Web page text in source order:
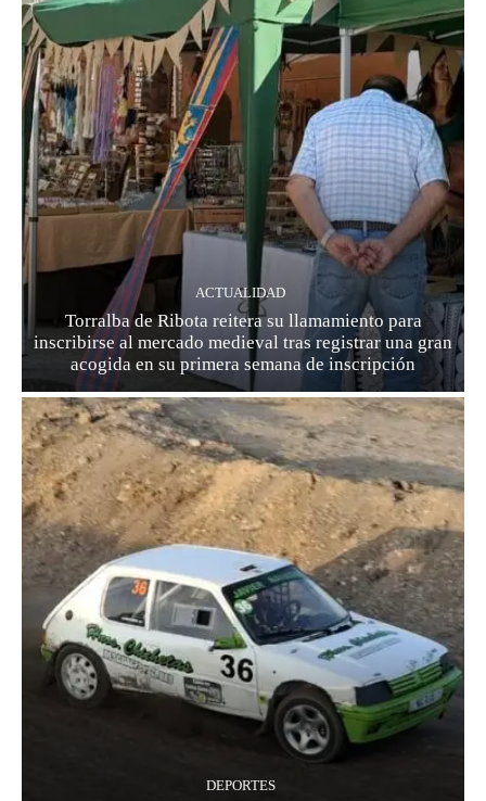
ACTUALIDAD
Torralba de Ribota reitera su llamamiento para
inscribirse al mercado medieval tras registrar una gran
acogida en su primera semana de inscripción
DEPORTES